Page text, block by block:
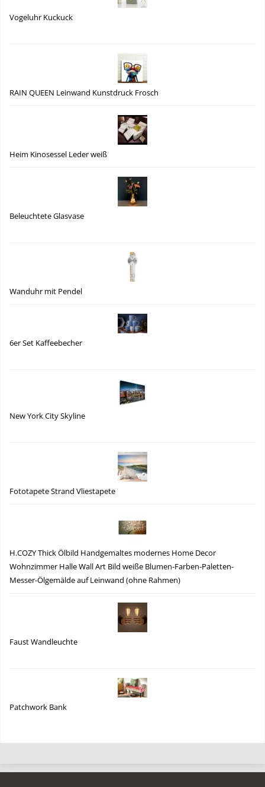
Vogeluhr Kuckuck
RAIN QUEEN Leinwand Kunstdruck Frosch
Heim Kinosessel Leder weiß
Beleuchtete Glasvase
Wanduhr mit Pendel
6er Set Kaffeebecher
New York City Skyline
Fototapete Strand Vliestapete
H.COZY Thick Ölbild Handgemaltes modernes Home Decor
Wohnzimmer Halle Wall Art Bild weiße Blumen-Farben-Paletten-
Messer-Ölgemälde auf Leinwand (ohne Rahmen)
Faust Wandleuchte
Patchwork Bank